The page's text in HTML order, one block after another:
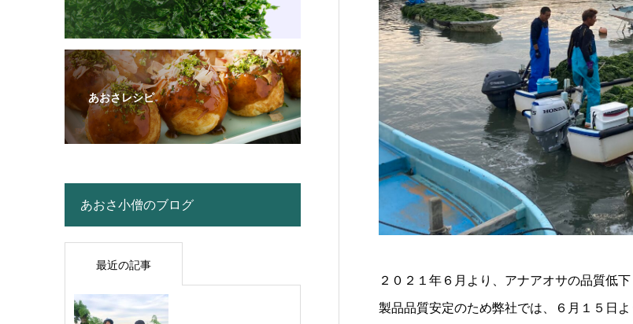
２０２１年６月より、アナアオサの品質低
製品品質安定のため弊社では、６月１５日
あおさレシピ
あおさ小僧のブログ
最近の記事